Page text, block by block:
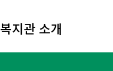
복지관 소개